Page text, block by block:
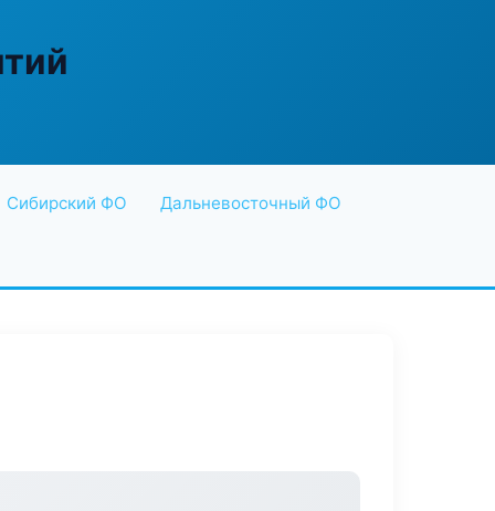
Сибирский ФО Дальневосточный ФО